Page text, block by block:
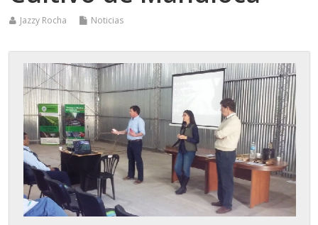
Jazzy Rocha Noticias